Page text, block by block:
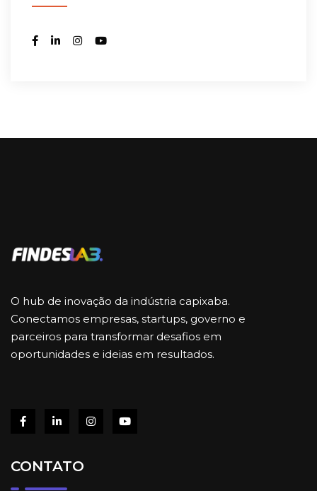
O hub de inovação da indústria capixaba.
Conectamos empresas, startups, governo e
parceiros para transformar desafios em
oportunidades e ideias em resultados.
CONTATO